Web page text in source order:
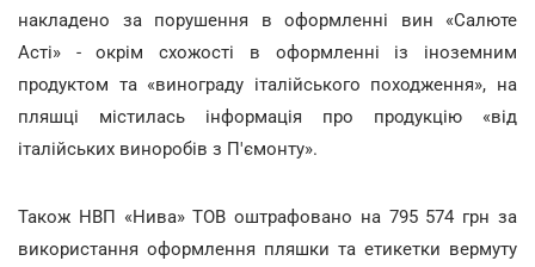
накладено за порушення в оформленні вин «Салюте
Асті» - окрім схожості в оформленні із іноземним
продуктом та «винограду італійського походження», на
пляшці містилась інформація про продукцію «від
італійських виноробів з П'ємонту».
Також НВП «Нива» ТОВ оштрафовано на 795 574 грн за
використання оформлення пляшки та етикетки вермуту